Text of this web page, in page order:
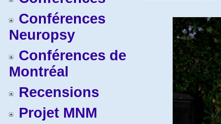
Conférences
Neuropsy
Conférences de
Montréal
Recensions
Projet MNM